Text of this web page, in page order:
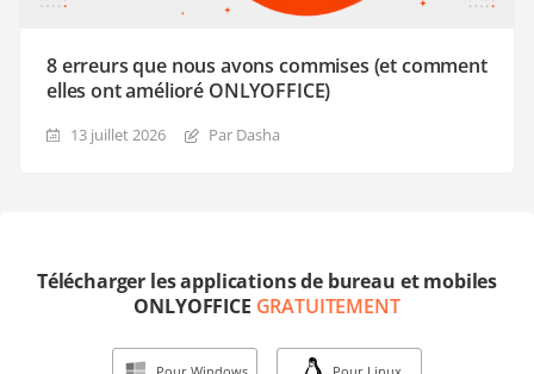
8 erreurs que nous avons commises (et comment
elles ont amélioré ONLYOFFICE)
13 juillet 2026 Par Dasha
Télécharger les applications de bureau et mobiles
ONLYOFFICE GRATUITEMENT